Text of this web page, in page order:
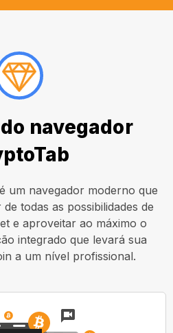
navegador
um navegador moderno que
todas as possibilidades de
e aproveitar ao máximo o
integrado que levará sua
a um nível profissional.